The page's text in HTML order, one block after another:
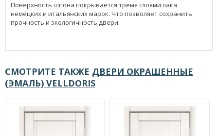
Поверхность шпона покрывается тремя слоями лака
немецких и итальянских марок. Что позволяет сохранить
прочность и экологичность двери.
СМОТРИТЕ ТАКЖЕ ДВЕРИ ОКРАШЕННЫЕ
(ЭМАЛЬ) VELLDORIS